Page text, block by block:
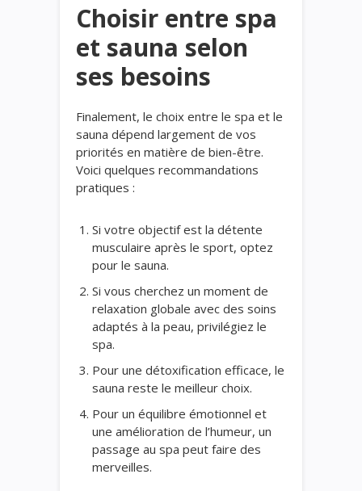
Choisir entre spa
et sauna selon
ses besoins
Finalement, le choix entre le spa et le
sauna dépend largement de vos
priorités en matière de bien-être.
Voici quelques recommandations
pratiques :
Si votre objectif est la détente
musculaire après le sport, optez
pour le sauna.
Si vous cherchez un moment de
relaxation globale avec des soins
adaptés à la peau, privilégiez le
spa.
Pour une détoxification efficace, le
sauna reste le meilleur choix.
Pour un équilibre émotionnel et
une amélioration de l’humeur, un
passage au spa peut faire des
merveilles.